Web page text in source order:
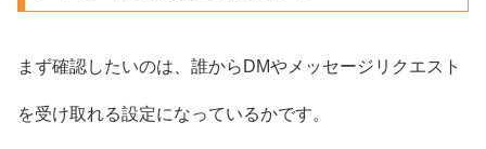
まず確認したいのは、誰からDMやメッセージリクエスト
を受け取れる設定になっているかです。